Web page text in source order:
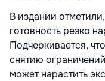
В издании
готовность резко
Подчеркивается,
снятию
может нарастить